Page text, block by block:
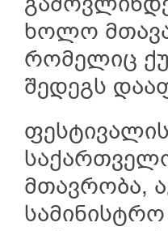
ხოლო
რომელიც
შედეგს
მთავრობა,